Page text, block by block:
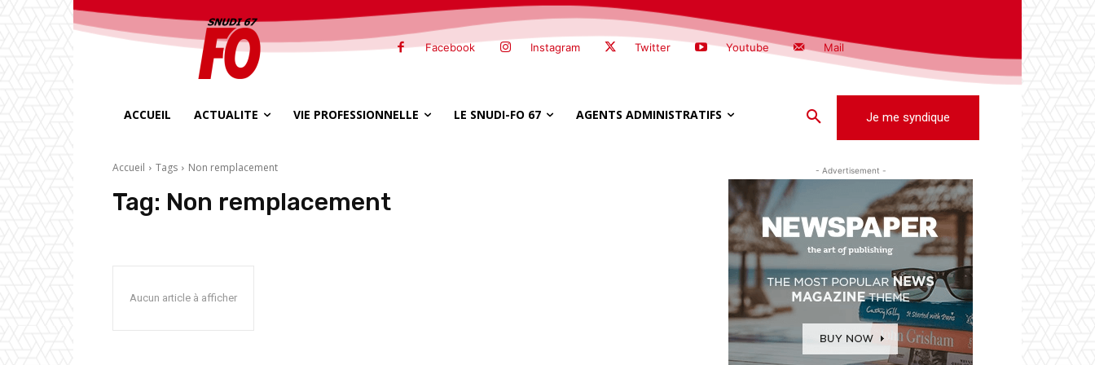
Facebook Instagram Twitter Youtube Mail
ACCUEIL ACTUALITE VIE PROFESSIONNELLE LE SNUDI-FO 67 AGENTS ADMINISTRATIFS Je me syndique
Accueil Tags Non remplacement
Tag: Non remplacement
Aucun article à afficher
- Advertisement -